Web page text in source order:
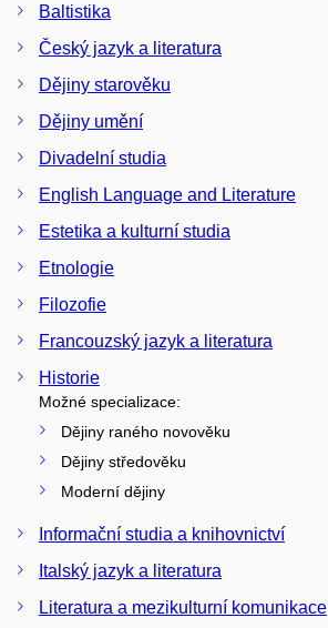
Baltistika
Český jazyk a literatura
Dějiny starověku
Dějiny umění
Divadelní studia
English Language and Literature
Estetika a kulturní studia
Etnologie
Filozofie
Francouzský jazyk a literatura
Historie
Možné specializace:
Dějiny raného novověku
Dějiny středověku
Moderní dějiny
Informační studia a knihovnictví
Italský jazyk a literatura
Literatura a mezikulturní komunikace